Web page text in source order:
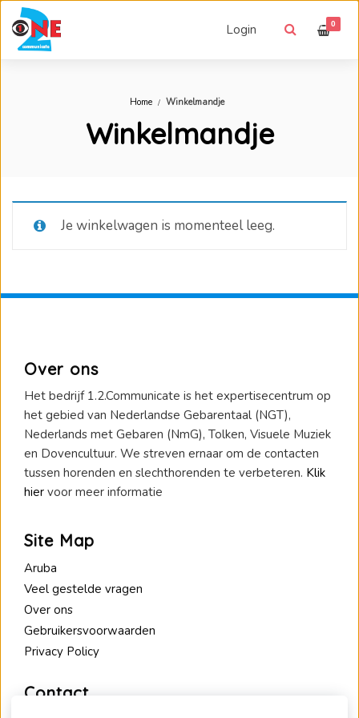
Login 0
Home Winkelmandje
Winkelmandje
Je winkelwagen is momenteel leeg.
Over ons
Het bedrijf 1.2.Communicate is het expertisecentrum op
het gebied van Nederlandse Gebarentaal (NGT),
Nederlands met Gebaren (NmG), Tolken, Visuele Muziek
en Dovencultuur. We streven ernaar om de contacten
tussen horenden en slechthorenden te verbeteren. Klik
hier voor meer informatie
Site Map
Aruba
Veel gestelde vragen
Over ons
Gebruikersvoorwaarden
Privacy Policy
Contact